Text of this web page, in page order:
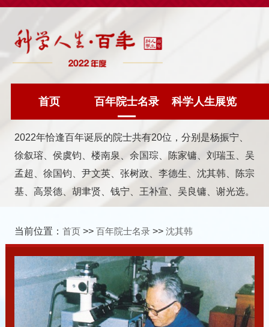
首页 百年院士名录 科学人生展览
2022年恰逢百年诞辰的院士共有20位，分别是杨振宁、
徐叙瑢、侯虞钧、楼南泉、余国琮、陈家镛、刘瑞玉、吴
孟超、徐国钧、尹文英、张树政、李德生、沈其韩、陈宗
基、高景德、胡聿贤、钱宁、王补宣、吴良镛、谢光选。
当前位置： 首页>> 百年院士名录>> 沈其韩